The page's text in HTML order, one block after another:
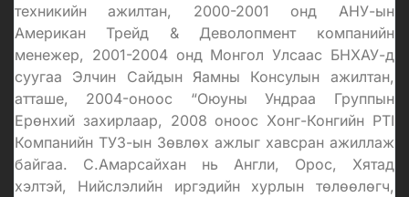
техникийн ажилтан, 2000-2001 онд АНУ-ын
Американ Трейд & Деволопмент компанийн
менежер, 2001-2004 онд Монгол Улсаас БНХАУ-д
суугаа Элчин Сайдын Яамны Консулын ажилтан,
атташе, 2004-оноос “Оюуны Ундраа Группын
Ерөнхий захирлаар, 2008 оноос Хонг-Конгийн PTI
Компанийн ТУЗ-ын Зөвлөх ажлыг хавсран ажиллаж
байгаа. С.Амарсайхан нь Англи, Орос, Хятад
хэлтэй, Нийслэлийн иргэдийн хурлын төлөөлөгч,